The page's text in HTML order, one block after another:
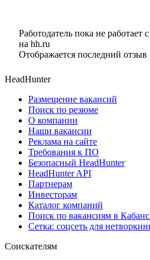
Работодатель пока не работает
на hh.ru
Отображается последний отзыв
HeadHunter
Размещение вакансий
Поиск по резюме
О компании
Наши вакансии
Реклама на сайте
Требования к ПО
Безопасный HeadHunter
HeadHunter API
Партнерам
Инвесторам
Каталог компаний
Поиск по вакансиям в
Сетка: соцсеть для
Соискателям